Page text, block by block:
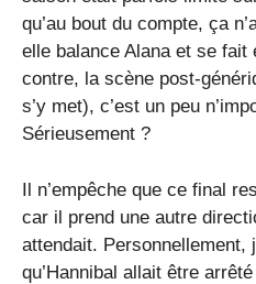
qu’au bout du compte, ça
elle balance Alana et se
contre, la scène post-
s’y met), c’est un peu
Sérieusement ?
Il n’empêche que ce final
car il prend une autre
attendait. Personnellement,
qu’Hannibal allait être